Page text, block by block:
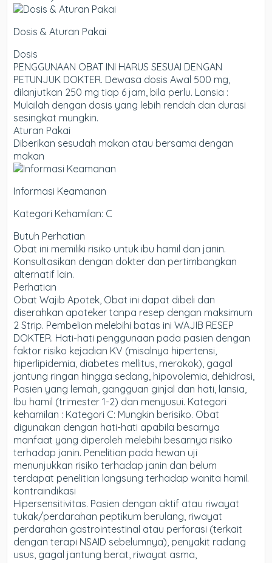
Dosis & Aturan Pakai
Dosis
PENGGUNAAN OBAT INI HARUS SESUAI DENGAN
PETUNJUK DOKTER. Dewasa dosis Awal 500 mg,
dilanjutkan 250 mg tiap 6 jam, bila perlu. Lansia :
Mulailah dengan dosis yang lebih rendah dan durasi
sesingkat mungkin.
Aturan Pakai
Diberikan sesudah makan atau bersama dengan
makan
Informasi Keamanan
Kategori Kehamilan: C
Butuh Perhatian
Obat ini memiliki risiko untuk ibu hamil dan janin.
Konsultasikan dengan dokter dan pertimbangkan
alternatif lain.
Perhatian
Obat Wajib Apotek, Obat ini dapat dibeli dan
diserahkan apoteker tanpa resep dengan maksimum
2 Strip. Pembelian melebihi batas ini WAJIB RESEP
DOKTER. Hati-hati penggunaan pada pasien dengan
faktor risiko kejadian KV (misalnya hipertensi,
hiperlipidemia, diabetes mellitus, merokok), gagal
jantung ringan hingga sedang, hipovolemia, dehidrasi,
Pasien yang lemah, gangguan ginjal dan hati, lansia,
Ibu hamil (trimester 1-2) dan menyusui. Kategori
kehamilan : Kategori C: Mungkin berisiko. Obat
digunakan dengan hati-hati apabila besarnya
manfaat yang diperoleh melebihi besarnya risiko
terhadap janin. Penelitian pada hewan uji
menunjukkan risiko terhadap janin dan belum
terdapat penelitian langsung terhadap wanita hamil.
kontraindikasi
Hipersensitivitas. Pasien dengan aktif atau riwayat
tukak/perdarahan peptikum berulang, riwayat
perdarahan gastrointestinal atau perforasi (terkait
dengan terapi NSAID sebelumnya), penyakit radang
usus, gagal jantung berat, riwayat asma,